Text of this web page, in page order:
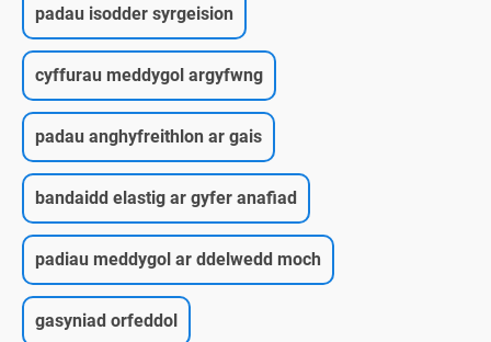
padau isodder syrgeision
cyffurau meddygol argyfwng
padau anghyfreithlon ar gais
bandaidd elastig ar gyfer anafiad
padiau meddygol ar ddelwedd moch
gasyniad orfeddol